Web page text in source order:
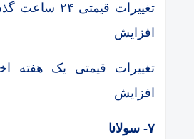
افزایش
افزایش
۷- سولانا